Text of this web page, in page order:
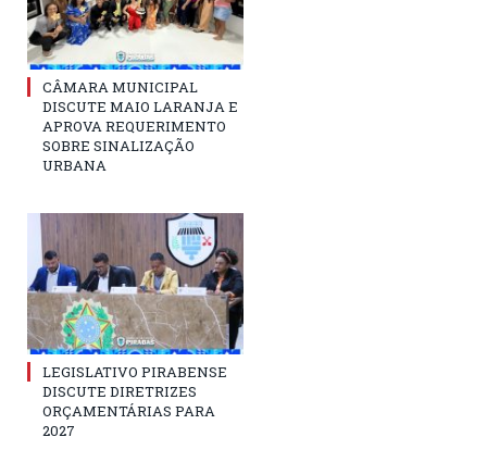
CÂMARA MUNICIPAL
DISCUTE MAIO LARANJA E
APROVA REQUERIMENTO
SOBRE SINALIZAÇÃO
URBANA
LEGISLATIVO PIRABENSE
DISCUTE DIRETRIZES
ORÇAMENTÁRIAS PARA
2027